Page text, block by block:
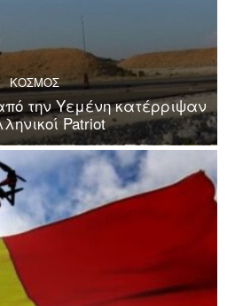
ΚΟΣΜΟΣ
την Υεμένη κατέρριψαν
Patriot